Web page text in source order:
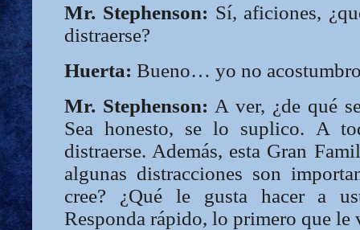
Mr. Stephenson: Sí, aficiones,
distraerse?
Huerta: Bueno… yo no
Mr. Stephenson: A ver, ¿de qué
Sea honesto, se lo suplico. A
distraerse. Además, esta Gran
algunas distracciones son
cree? ¿Qué le gusta hacer a
Responda rápido, lo primero que le